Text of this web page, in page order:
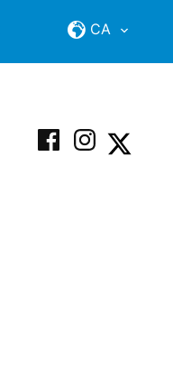
CA
Facebook
Instagram
X